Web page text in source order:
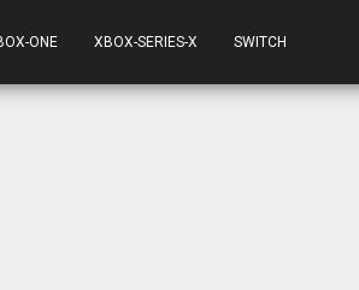
ONE XBOX-SERIES-X SWITCH